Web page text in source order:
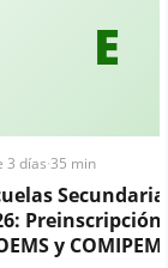
E
3 días·35 min
Preinscripción,
y